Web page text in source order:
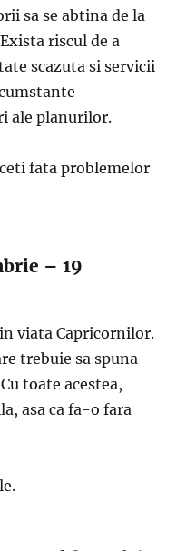
sa se abtina de la
riscul de a
scazuta si servicii
ale planurilor.
fata problemelor
– 19
viata Capricornilor.
trebuie sa spuna
toate acestea,
asa ca fa-o fara